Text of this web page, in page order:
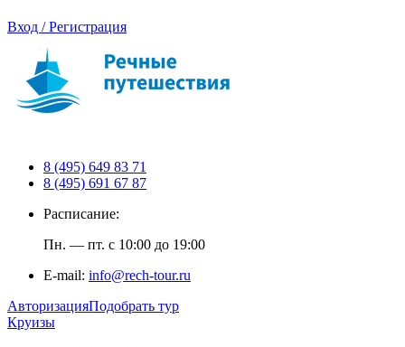
Вход / Регистрация
8 (495) 649 83 71
8 (495) 691 67 87
Расписание:
Пн. — пт. с 10:00 до 19:00
E-mail: info@rech-tour.ru
АвторизацияПодобрать тур
Круизы